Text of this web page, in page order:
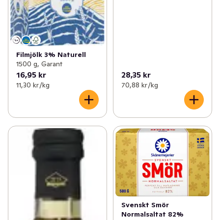
Filmjölk 3% Naturell
1500 g, Garant
16,95 kr
11,30 kr /kg
28,35 kr
70,88 kr /kg
Svenskt Smör
Normalsaltat 82%